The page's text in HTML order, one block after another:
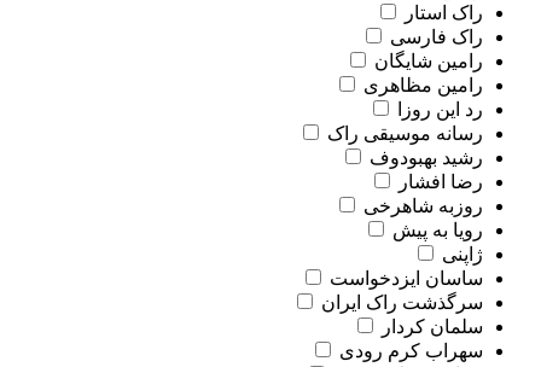
راک استار
راک فارسی
رامین شایگان
رامین مظاهری
رد این روزا
رسانه موسیقی راک
رشید بهبودوف
رضا افشار
روزبه شاهرخی
رویا به پیش
ژاپنی
ساسان ایزدخواست
سرگذشت راک ایران
سلمان کردار
سهراب کرم رودی